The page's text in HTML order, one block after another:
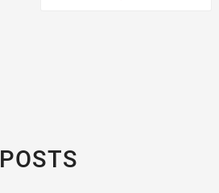
POSTS